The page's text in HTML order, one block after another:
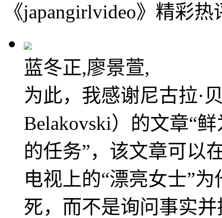
《japangirlvideo》精彩热
蓝冬正,廖景萱,
为此，我感谢尼古拉·
Belakovski）的文章“
的任务”，该文章可以
电视上的“漂亮女士”
死，而不是询问事实